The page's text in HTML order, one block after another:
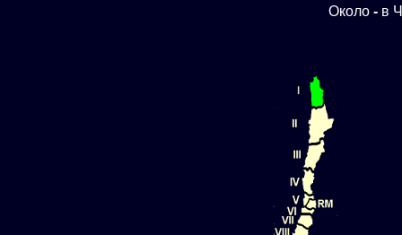
Около - в